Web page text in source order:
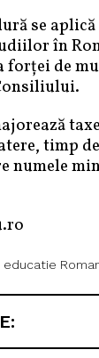
se
în
forței de
timp
numele
educatie